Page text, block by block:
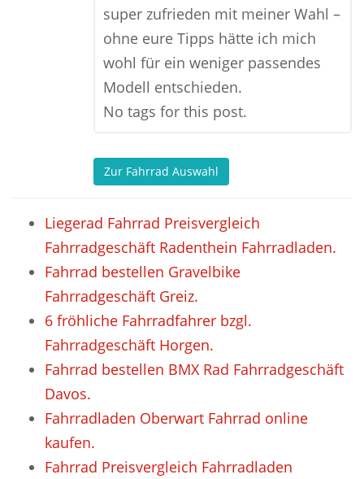
super zufrieden mit meiner Wahl –
ohne eure Tipps hätte ich mich
wohl für ein weniger passendes
Modell entschieden.
No tags for this post.
Zur Fahrrad Auswahl
Liegerad Fahrrad Preisvergleich
Fahrradgeschäft Radenthein Fahrradladen.
Fahrrad bestellen Gravelbike
Fahrradgeschäft Greiz.
6 fröhliche Fahrradfahrer bzgl.
Fahrradgeschäft Horgen.
Fahrrad bestellen BMX Rad Fahrradgeschäft
Davos.
Fahrradladen Oberwart Fahrrad online
kaufen.
Fahrrad Preisvergleich Fahrradladen